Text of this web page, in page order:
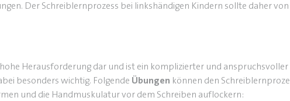
Der Schreiblernprozess bei linkshändigen Kindern sollte daher von
Herausforderung dar und ist ein komplizierter und anspruchsvoller
besonders wichtig. Folgende Übungen können den
und die Handmuskulatur vor dem Schreiben auflockern: